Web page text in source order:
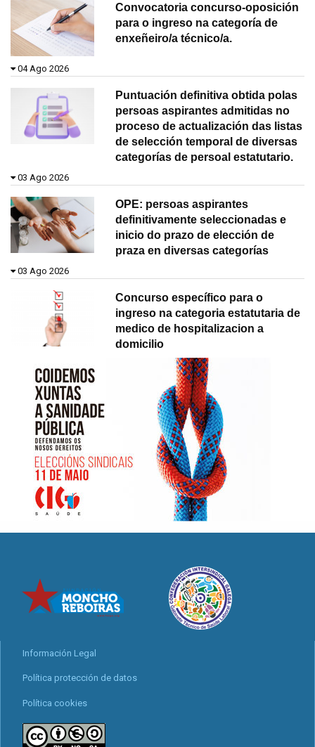
Convocatoria concurso-oposición
para o ingreso na categoría de
enxeñeiro/a técnico/a.
04 Ago 2026
Puntuación definitiva obtida polas
persoas aspirantes admitidas no
proceso de actualización das listas
de selección temporal de diversas
categorías de persoal estatutario.
03 Ago 2026
OPE: persoas aspirantes
definitivamente seleccionadas e
inicio do prazo de elección de
praza en diversas categorías
03 Ago 2026
Concurso específico para o
ingreso na categoria estatutaria de
medico de hospitalizacion a
domicilio
Información Legal
Política protección de datos
Política cookies